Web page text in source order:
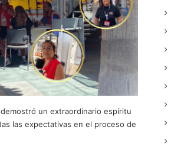
un extraordinario espíritu
las expectativas en el proceso de